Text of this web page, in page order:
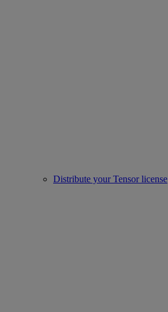
Distribute your Tensor license